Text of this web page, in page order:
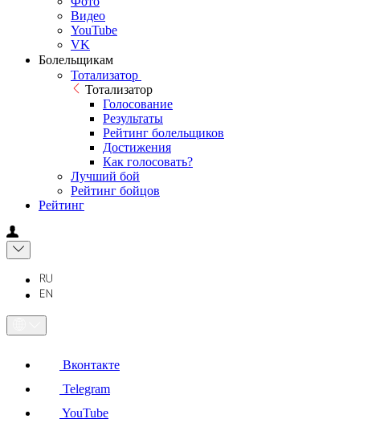
Видео
YouTube
VK
Болельщикам
Тотализатор
Тотализатор
Голосование
Результаты
Рейтинг болельщиков
Достижения
Как голосовать?
Лучший бой
Рейтинг бойцов
Рейтинг
Вконтакте
Telegram
YouTube